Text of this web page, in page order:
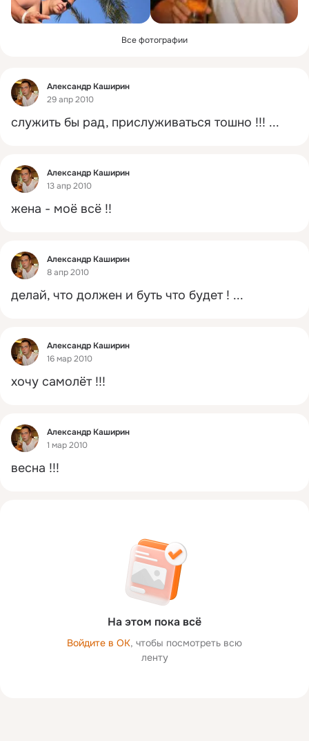
Все фотографии
Фид
Александр Каширин
29 апр 2010
служить бы рад, прислуживаться тошно !!! ...
Фид
Александр Каширин
13 апр 2010
жена - моё всё !!
Фид
Александр Каширин
8 апр 2010
делай, что должен и буть что будет ! ...
Фид
Александр Каширин
16 мар 2010
хочу самолёт !!!
Фид
Александр Каширин
1 мар 2010
весна !!!
На этом пока всё
Войдите в ОК, чтобы посмотреть всю
ленту